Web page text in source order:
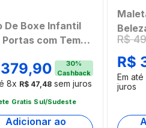
De Boxe Infantil
Portas com Tempo
- BR2325
379,90 30%
Cashback
8x R$ 47,48 sem juros
Gratis Sul/Sudeste
Adicionar ao
R$ 49
R$
Em até
juros